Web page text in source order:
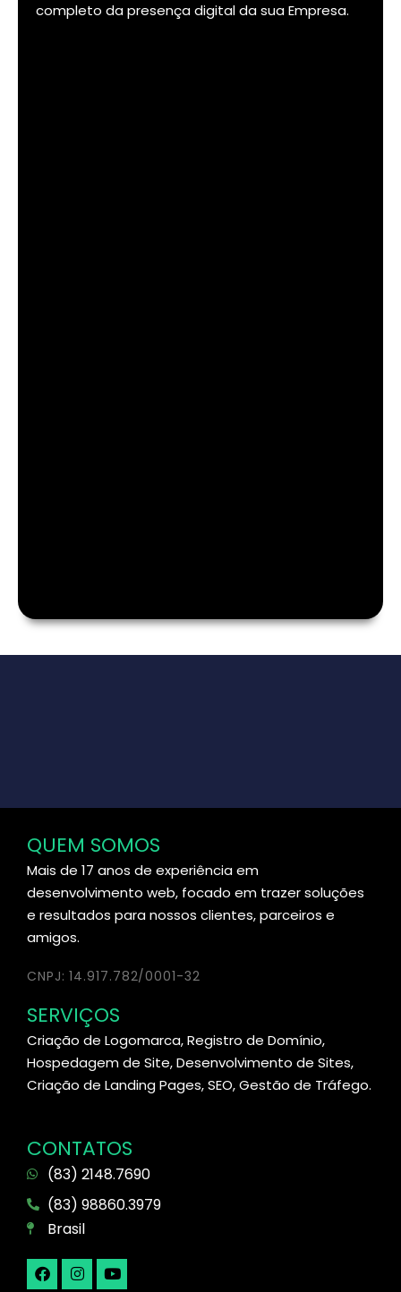
completo da presença digital da sua Empresa.
QUEM SOMOS
Mais de 17 anos de experiência em
desenvolvimento web, focado em trazer soluções
e resultados para nossos clientes, parceiros e
amigos.
CNPJ: 14.917.782/0001-32
SERVIÇOS
Criação de Logomarca, Registro de Domínio,
Hospedagem de Site, Desenvolvimento de Sites,
Criação de Landing Pages, SEO, Gestão de Tráfego.
CONTATOS
(83) 2148.7690
(83) 98860.3979
Brasil